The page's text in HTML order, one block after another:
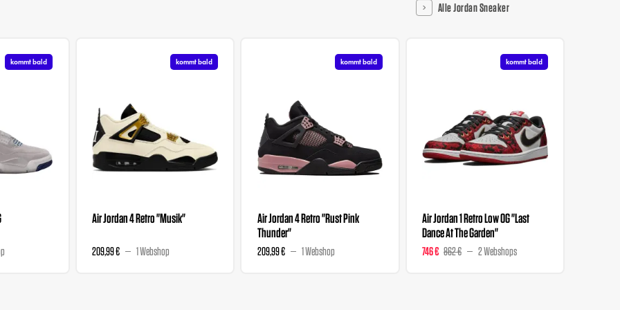
Alle Jordan Sneaker
kommt bald kommt bald
Air Jordan 4 Retro "Musik"
209,99 € 1 Webshop
kommt bald
Air Jordan 4 Retro "Rust Pink
Thunder"
209,99 € 1 Webshop
kommt bald
Air Jordan 1 Retro Low OG "Last
Dance At The Garden"
746 € 862 € 2 Webshops